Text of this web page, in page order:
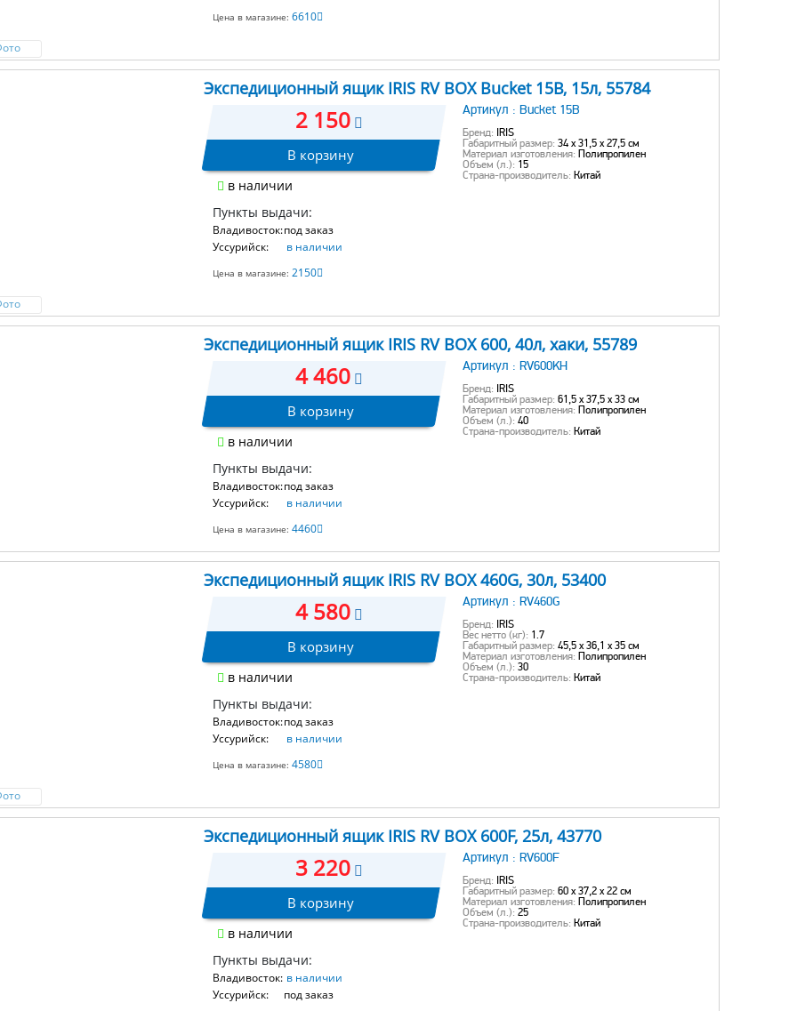
Цена в магазине: 6610
Экспедиционный ящик IRIS RV BOX Bucket 15B, 15л, 55784
2 150
В корзину
в наличии
Пункты выдачи:
Владивосток:под заказ
Уссурийск:
в наличии
Цена в магазине: 2150
Артикул : Bucket 15B
Бренд: IRIS
Габаритный размер: 34 x 31,5 x 27,5 см
Материал изготовления: Полипропилен
Объем (л.): 15
Страна-производитель: Китай
Экспедиционный ящик IRIS RV BOX 600, 40л, хаки, 55789
4 460
В корзину
в наличии
Пункты выдачи:
Владивосток:под заказ
Уссурийск:
в наличии
Цена в магазине: 4460
Артикул : RV600KH
Бренд: IRIS
Габаритный размер: 61,5 x 37,5 x 33 см
Материал изготовления: Полипропилен
Объем (л.): 40
Страна-производитель: Китай
Экспедиционный ящик IRIS RV BOX 460G, 30л, 53400
4 580
В корзину
в наличии
Пункты выдачи:
Владивосток:под заказ
Уссурийск:
в наличии
Цена в магазине: 4580
Артикул : RV460G
Бренд: IRIS
Вес нетто (кг): 1.7
Габаритный размер: 45,5 x 36,1 x 35 см
Материал изготовления: Полипропилен
Объем (л.): 30
Страна-производитель: Китай
Экспедиционный ящик IRIS RV BOX 600F, 25л, 43770
3 220
В корзину
в наличии
Пункты выдачи:
Владивосток: в наличии
Уссурийск:
под заказ
Артикул : RV600F
Бренд: IRIS
Габаритный размер: 60 x 37,2 x 22 см
Материал изготовления: Полипропилен
Объем (л.): 25
Страна-производитель: Китай